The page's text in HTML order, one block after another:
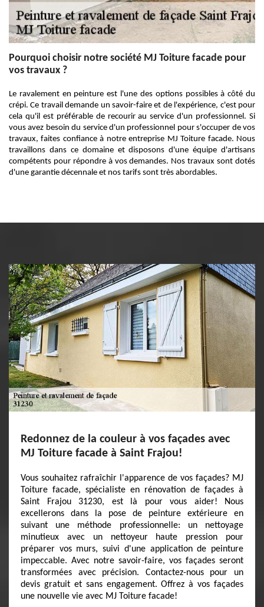
Pourquoi choisir notre société MJ Toiture facade pour
vos travaux ?
Le ravalement en peinture est l'une des options possibles à côté du
crépi. Ce travail demande un savoir-faire et de l'expérience, c'est pour
cela qu'il est préférable de recourir au service d'un professionnel. Si
vous avez besoin du service d'un professionnel pour s'occuper de vos
travaux, faites confiance à notre entreprise MJ Toiture facade. Nous
travaillons dans ce domaine et disposons d'une équipe d'artisans
compétents pour répondre à vos demandes. Nos travaux sont dotés
d'une garantie décennale et nos tarifs sont très abordables.
Redonnez de la couleur à vos façades avec
MJ Toiture facade à Saint Frajou!
Vous souhaitez rafraîchir l'apparence de vos façades? MJ
Toiture facade, spécialiste en rénovation de façades à
Saint Frajou 31230, est là pour vous aider! Nous
excellerons dans la pose de peinture extérieure en
suivant une méthode professionnelle: un nettoyage
minutieux avec un nettoyeur haute pression pour
préparer vos murs, suivi d'une application de peinture
impeccable. Avec notre savoir-faire, vos façades seront
transformées avec précision. Contactez-nous pour un
devis gratuit et sans engagement. Offrez à vos façades
une nouvelle vie avec MJ Toiture facade!